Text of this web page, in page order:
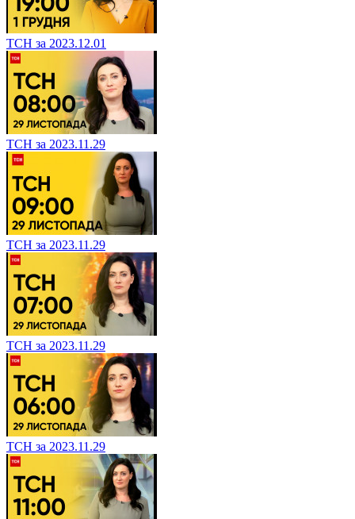
ТСН за 2023.12.01
ТСН за 2023.11.29
ТСН за 2023.11.29
ТСН за 2023.11.29
ТСН за 2023.11.29